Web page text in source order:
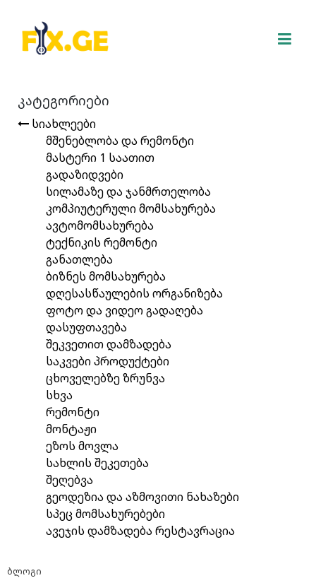
კატეგორიები
სიახლეები
მშენებლობა და რემონტი
მასტერი 1 საათით
გადაზიდვები
სილამაზე და ჯანმრთელობა
კომპიუტერული მომსახურება
ავტომომსახურება
ტექნიკის რემონტი
განათლება
ბიზნეს მომსახურება
დღესასწაულების ორგანიზება
ფოტო და ვიდეო გადაღება
დასუფთავება
შეკვეთით დამზადება
საკვები პროდუქტები
ცხოველებზე ზრუნვა
სხვა
რემონტი
მონტაჟი
ეზოს მოვლა
სახლის შეკეთება
შეღებვა
გეოდეზია და აზმოვითი ნახაზები
სპეც მომსახურებები
ავეჯის დამზადება რესტავრაცია
ბლოგი